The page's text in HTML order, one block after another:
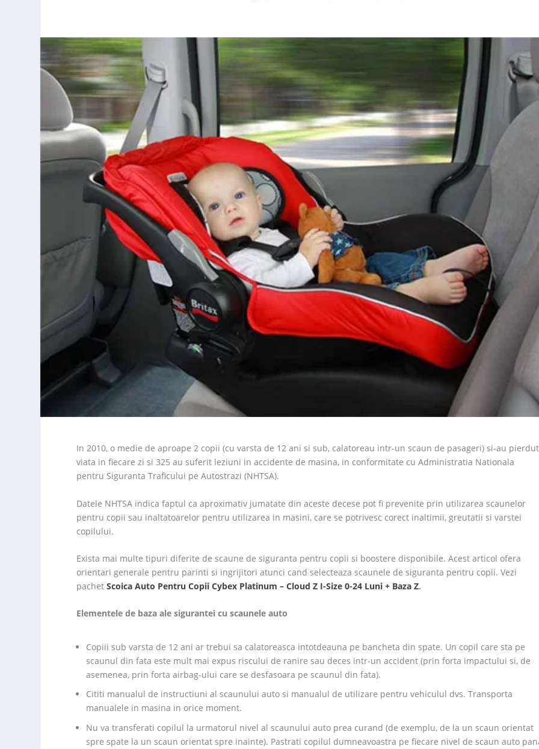
In 2010, o medie de aproape 2 copii (cu varsta de 12 ani si sub, calatoreau intr-un scaun de pasageri) si-au pierdut
viata in fiecare zi si 325 au suferit leziuni in accidente de masina, in conformitate cu Administratia Nationala
pentru Siguranta Traficului pe Autostrazi (NHTSA).
Datele NHTSA indica faptul ca aproximativ jumatate din aceste decese pot fi prevenite prin utilizarea scaunelor
pentru copii sau inaltatoarelor pentru utilizarea in masini, care se potrivesc corect inaltimii, greutatii si varstei
copilului.
Exista mai multe tipuri diferite de scaune de siguranta pentru copii si boostere disponibile. Acest articol ofera
orientari generale pentru parinti si ingrijitori atunci cand selecteaza scaunele de siguranta pentru copii. Vezi
pachetScoica Auto Pentru Copii Cybex Platinum – Cloud Z I-Size 0-24 Luni + Baza Z.
Elementele de baza ale sigurantei cu scaunele auto
Copiii sub varsta de 12 ani ar trebui sa calatoreasca intotdeauna pe bancheta din spate. Un copil care sta pe
scaunul din fata este mult mai expus riscului de ranire sau deces intr-un accident (prin forta impactului si, de
asemenea, prin forta airbag-ului care se desfasoara pe scaunul din fata).
Cititi manualul de instructiuni al scaunului auto si manualul de utilizare pentru vehiculul dvs. Transporta
manualele in masina in orice moment.
Nu va transferati copilul la urmatorul nivel al scaunului auto prea curand (de exemplu, de la un scaun orientat
spre spate la un scaun orientat spre inainte). Pastrati copilul dumneavoastra pe fiecare nivel de scaun auto